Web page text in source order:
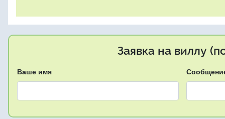
Заявка на виллу
Ваше имя